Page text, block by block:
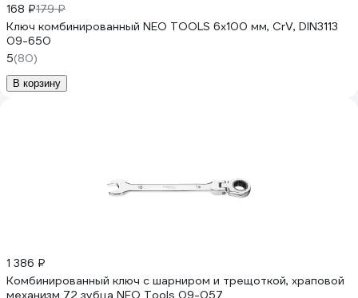
168 ₽179 ₽
Ключ комбинированный NEO TOOLS 6x100 мм, CrV, DIN3113
09-650
5(80)
В корзину
1 386 ₽
Комбинированный ключ с шарниром и трещоткой, храповой
механизм 72 зубца NEO Tools 09-057